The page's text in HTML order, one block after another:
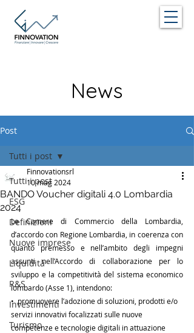
News
Post
Tutti i post
ESG
Definizioni
Nuove imprese
Liquidità
R&S
Investimenti
Turismo
Tutti i post
BANDO Voucher digitali 4.0 Lombardia
2024
Finnovationsrl
10 mag 2024
Le Camere di Commercio della Lombardia,
d’accordo con Regione Lombardia, in coerenza con
quanto premesso e nell’ambito degli impegni
assunti nell’Accordo di collaborazione per lo
sviluppo e la competitività del sistema economico
lombardo (Asse 1), intendono:
•  promuovere l’adozione di soluzioni, prodotti e/o
servizi innovativi focalizzati sulle nuove
competenze e tecnologie digitali in attuazione